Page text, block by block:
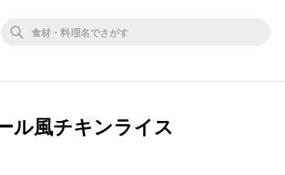
ル風チキンライス